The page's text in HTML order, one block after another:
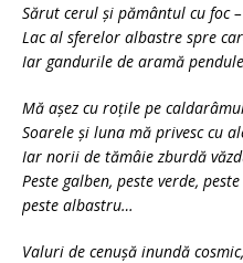
Sărut cerul și pământul cu foc –
Lac al sferelor albastre spre
Iar gandurile de aramă
Mă așez cu roțile pe
Soarele și luna mă privesc cu
Iar norii de tămâie zburdă
Peste galben, peste verde,
peste albastru…
Valuri de cenușă inundă cosmic,